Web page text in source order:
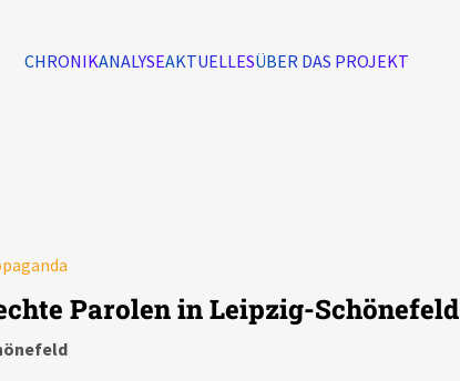
CHRONIKANALYSEAKTUELLESÜBER DAS PROJEKT
Parolen in Leipzig-Schönefeld